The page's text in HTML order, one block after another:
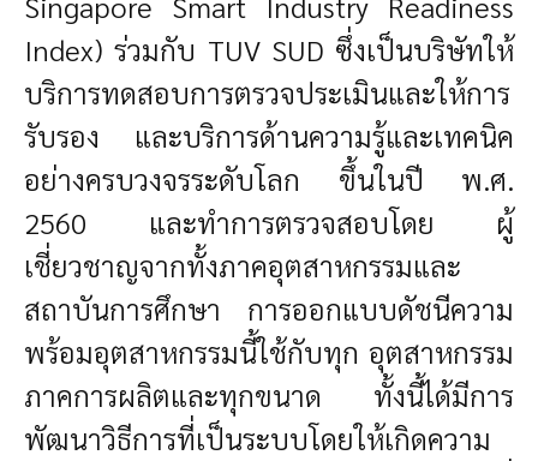
Index) ร่วมกับ TUV SUD ซึ่งเป็นบริษัทให้
บริการทดสอบการตรวจประเมินและให้การ
รับรอง และบริการด้านความรู้และเทคนิค
อย่างครบวงจรระดับโลก ขึ้นในปี พ.ศ.
2560 และทำการตรวจสอบโดย ผู้
เชี่ยวชาญจากทั้งภาคอุตสาหกรรมและ
สถาบันการศึกษา การออกแบบดัชนีความ
พร้อมอุตสาหกรรมนี้ใช้กับทุก อุตสาหกรรม
ภาคการผลิตและทุกขนาด ทั้งนี้ได้มีการ
พัฒนาวิธีการที่เป็นระบบโดยให้เกิดความ